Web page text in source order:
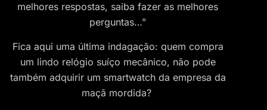
melhores respostas, saiba fazer as melhores
perguntas…”
Fica aqui uma última indagação: quem compra
um lindo relógio suíço mecânico, não pode
também adquirir um smartwatch da empresa da
maçã mordida?